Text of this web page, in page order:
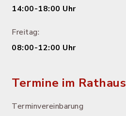
14:00-18:00 Uhr
Freitag:
08:00-12:00 Uhr
Termine im Rathaus
Terminvereinbarung